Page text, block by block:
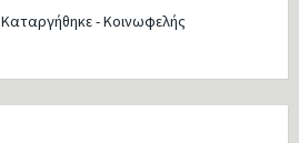
Καταργήθηκε - Κοινωφελής